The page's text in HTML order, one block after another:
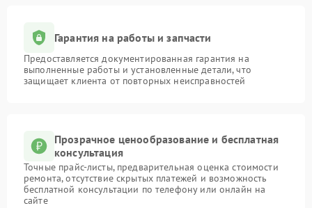
Гарантия на работы и запчасти
Предоставляется документированная гарантия на
выполненные работы и установленные детали, что
защищает клиента от повторных неисправностей
Прозрачное ценообразование и бесплатная
консультация
Точные прайс-листы, предварительная оценка стоимости
ремонта, отсутствие скрытых платежей и возможность
бесплатной консультации по телефону или онлайн на
сайте